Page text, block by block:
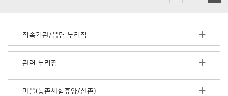
더
기
직속기관/읍면 누리집
관련 누리집
마을(농촌체험휴양/산촌)